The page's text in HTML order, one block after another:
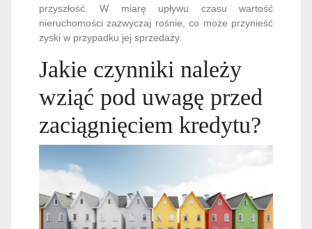
przyszłość. W miarę upływu czasu wartość
nieruchomości zazwyczaj rośnie, co może przynieść
zyski w przypadku jej sprzedaży.
Jakie czynniki należy
wziąć pod uwagę przed
zaciągnięciem kredytu?